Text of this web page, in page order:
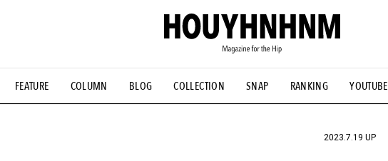
FEATURE COLUMN BLOG COLLECTION SNAP RANKING YOUTUBE
#ESSENTIAL DESIGNS #古着サミット #NEW VINTAGE #マイナーグッド図鑑
#Commune H #FOCUS IT #AH.H #ととけん #FASHION #MUSIC
2023.7.19 UP